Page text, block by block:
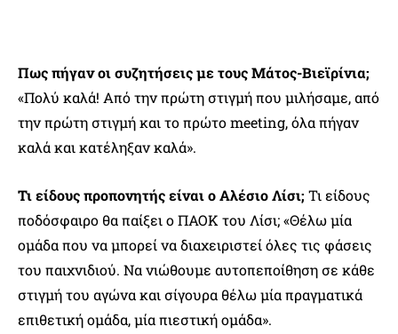
Πως πήγαν οι συζητήσεις με τους Μάτος-Βιεϊρίνια;
«Πολύ καλά! Από την πρώτη στιγμή που μιλήσαμε, από
την πρώτη στιγμή και το πρώτο meeting, όλα πήγαν
καλά και κατέληξαν καλά».
Τι είδους προπονητής είναι ο Αλέσιο Λίσι; Τι είδους
ποδόσφαιρο θα παίξει ο ΠΑΟΚ του Λίσι; «Θέλω μία
ομάδα που να μπορεί να διαχειριστεί όλες τις φάσεις
του παιχνιδιού. Να νιώθουμε αυτοπεποίθηση σε κάθε
στιγμή του αγώνα και σίγουρα θέλω μία πραγματικά
επιθετική ομάδα, μία πιεστική ομάδα».